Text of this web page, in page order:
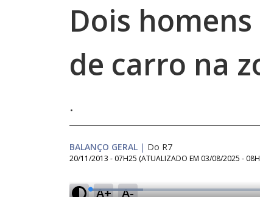
Dois
de carro na
.
BALANÇO GERAL | Do R7
20/11/2013 - 07H25 (ATUALIZADO EM 03/08/2025 -
A+ A-
L